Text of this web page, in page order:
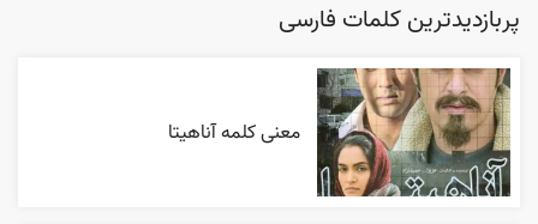
پربازدیدترین کلمات فارسی
معنی کلمه آناهیتا